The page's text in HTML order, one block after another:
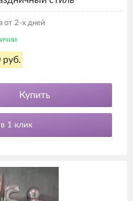
от 2-х дней
руб.
Купить
1 клик